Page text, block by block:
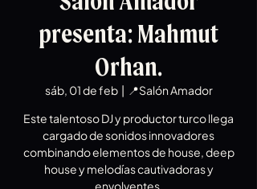
presenta: Mahmut
Orhan.
sáb, 01 de feb
  |
📍Salón Amador
Este talentoso DJ y productor turco llega
cargado de sonidos innovadores
combinando elementos de house, deep
house y melodías cautivadoras y